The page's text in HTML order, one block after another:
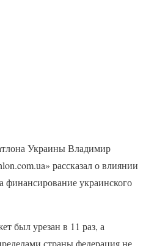
Украины Владимир
рассказал о влиянии
финансирование украинского
был урезан в 11 раз, а
страны федерация не